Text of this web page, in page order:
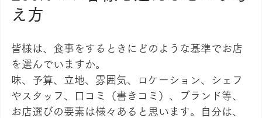
え方
皆様は、食事をするときにどのような基準でお店
を選んでいますか。
味、予算、立地、雰囲気、ロケーション、シェフ
やスタッフ、口コミ（書きコミ）、ブランド等、
お店選びの要素は様々あると思います。自分は、